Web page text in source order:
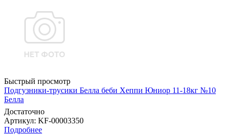
Быстрый просмотр
Подгузники-трусики Белла беби Хеппи Юниор 11-18кг №10
Белла
Достаточно
Артикул: KF-00003350
Подробнее